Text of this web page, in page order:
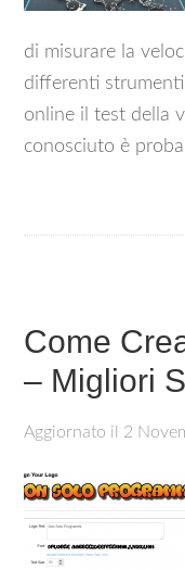
di misurare la
differenti
online il test della
conosciuto è
Come
– Migliori
Aggiornato il 2